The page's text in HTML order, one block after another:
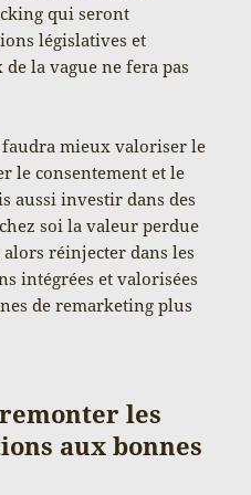
qui seront
législatives et
la vague ne fera pas
faudra mieux valoriser le
le consentement et le
aussi investir dans des
soi la valeur perdue
réinjecter dans les
intégrées et valorisées
de remarketing plus
les
aux bonnes